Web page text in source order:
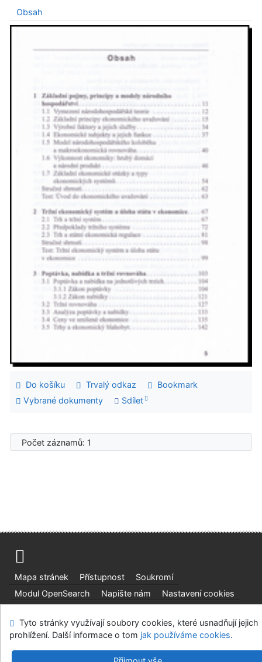
Obsah
Do košíku Trvalý odkaz
Bookmark
Vybrané dokumenty
Sdílet
Počet záznamů: 1
Mapa stránek Přístupnost
Soukromí
Modul OpenSearch
Napište nám Nastavení cookies
Ústavní soud, IČO: 48513687, se sídlem Joštova 625/8,
660 83 Brno
©1993-2026IPACv.4.8.63a-Cosmotron Bohemia, s.r.o.
Tyto stránky využívají soubory cookies, které usnadňují jejich
prohlížení. Další informace o tom jak používáme cookies.